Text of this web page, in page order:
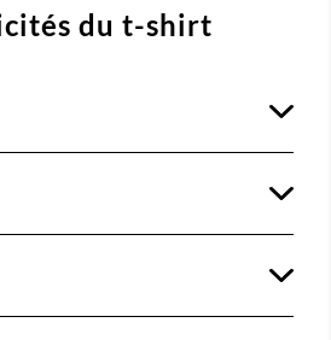
du t-shirt